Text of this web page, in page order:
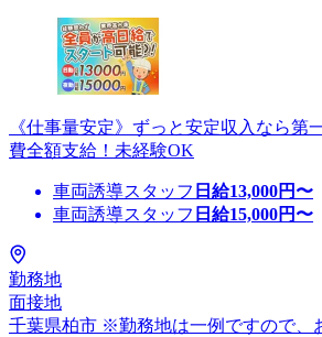
《仕事量安定》ずっと安定収入なら
費全額支給！未経験OK
車両誘導スタッフ 日給13,000円〜
車両誘導スタッフ 日給15,000円〜
勤務地
面接地
千葉県柏市 ※勤務地は一例ですので、